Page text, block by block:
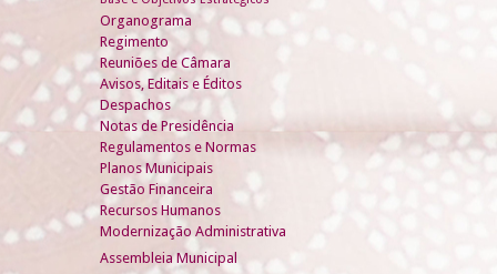
Organograma
Regimento
Reuniões de Câmara
Avisos, Editais e Éditos
Despachos
Notas de Presidência
Regulamentos e Normas
Planos Municipais
Gestão Financeira
Recursos Humanos
Modernização Administrativa
Assembleia Municipal